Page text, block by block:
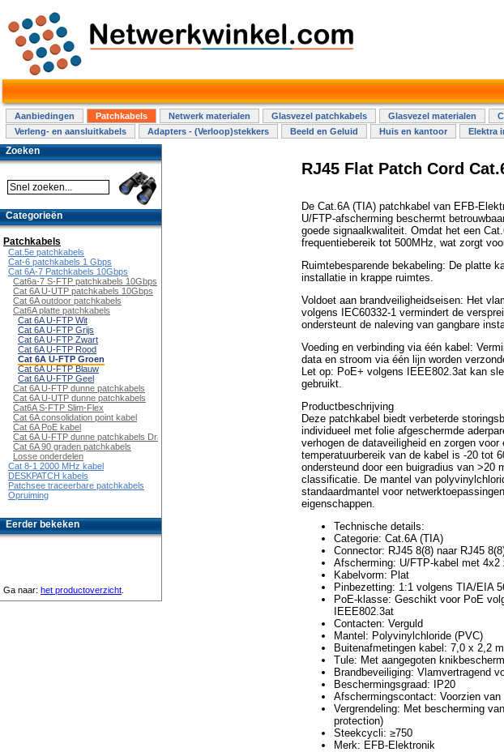
Aanbiedingen Patchkabels Netwerk materialen Glasvezel patchkabels Glasvezel materialen
Verleng- en aansluitkabels
Adapters - (Verloop)stekkers Beeld en Geluid Huis en kantoor Elektra
RJ45 Flat Patch Cord
De Cat.6A (TIA) patchkabel van EFB-
U/FTP-afscherming beschermt
goede signaalkwaliteit. Omdat het een
frequentiebereik tot 500MHz, wat zorgt
Ruimtebesparende bekabeling: De platte
installatie in krappe ruimtes.
Voldoet aan brandveiligheidseisen: Het
volgens IEC60332-1 vermindert de
ondersteunt de naleving van gangbare
Voeding en verbinding via één kabel:
data en stroom via één lijn worden
Let op: PoE+ volgens IEEE802.3at kan
gebruikt.
Productbeschrijving
Deze patchkabel biedt verbeterde
individueel met folie afgeschermde
verhogen de dataveiligheid en zorgen
temperatuurbereik van de kabel is -20 tot
ondersteund door een buigradius van >20
classificatie. De mantel van
standaardmantel voor
eigenschappen.
Technische details:
Categorie: Cat.6A (TIA)
Connector: RJ45 8(8) naar RJ45
Afscherming: U/FTP-kabel met 4x2
Kabelvorm: Plat
Pinbezetting: 1:1 volgens TIA/EIA
PoE-klasse: Geschikt voor PoE
IEEE802.3at
Contacten: Verguld
Mantel: Polyvinylchloride (PVC)
Buitenafmetingen kabel: 7,0 x 2,2
Tule: Met aangegoten
Brandbeveiliging: Vlamvertragend
Beschermingsgraad: IP20
Afschermingscontact: Voorzien
Vergrendeling: Met bescherming
protection)
Steekcycli: ≥750
Merk: EFB-Elektronik
Zoeken
Categorieën
Patchkabels
Cat.5e patchkabels
Cat-6 patchkabels 1 Gbps
Cat 6A-7 Patchkabels 10Gbps
Cat6a-7 S-FTP patchkabels 10Gbps
Cat 6A U-UTP patchkabels 10Gbps
Cat 6A outdoor patchkabels
Cat6A platte patchkabels
Cat 6A U-FTP Wit
Cat 6A U-FTP Grijs
Cat 6A U-FTP Zwart
Cat 6A U-FTP Rood
Cat 6A U-FTP Groen
Cat 6A U-FTP Blauw
Cat 6A U-FTP Geel
Cat 6A U-FTP dunne patchkabels
Cat 6A U-UTP dunne patchkabels
Cat6A S-FTP Slim-Flex
Cat 6A consolidation point kabel
Cat 6A PoE kabel
Cat 6A U-FTP dunne patchkabels Draaibaar
Cat 6A 90 graden patchkabels
Losse onderdelen
Cat 8-1 2000 MHz kabel
DESKPATCH kabels
Patchsee traceerbare patchkabels
Opruiming
Eerder bekeken
Ga naar: het productoverzicht